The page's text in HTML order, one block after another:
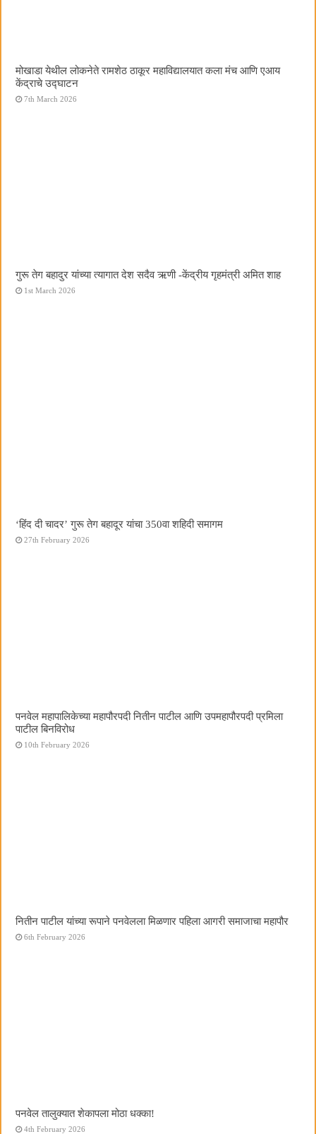
मोखाडा येथील लोकनेते रामशेठ ठाकूर महाविद्यालयात कला मंच आणि एआय
केंद्राचे उद्घाटन
7th March 2026
गुरू तेग बहादुर यांच्या त्यागात देश सदैव ऋणी -केंद्रीय गृहमंत्री अमित शाह
1st March 2026
‘हिंद दी चादर’ गुरू तेग बहादूर यांचा 350वा शहिदी समागम
27th February 2026
पनवेल महापालिकेच्या महापौरपदी नितीन पाटील आणि उपमहापौरपदी प्रमिला
पाटील बिनविरोध
10th February 2026
नितीन पाटील यांच्या रूपाने पनवेलला मिळणार पहिला आगरी समाजाचा महापौर
6th February 2026
पनवेल तालुक्यात शेकापला मोठा धक्का!
4th February 2026